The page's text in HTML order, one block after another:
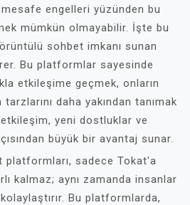
engelleri yüzünden bu
mümkün olmayabilir. İşte bu
sohbet imkanı sunan
Bu platformlar sayesinde
etkileşime geçmek, onların
daha yakından tanımak
yeni dostluklar ve
büyük bir avantaj sunar.
platformları, sadece Tokat'a
kalmaz; aynı zamanda insanlar
Bu platformlarda,